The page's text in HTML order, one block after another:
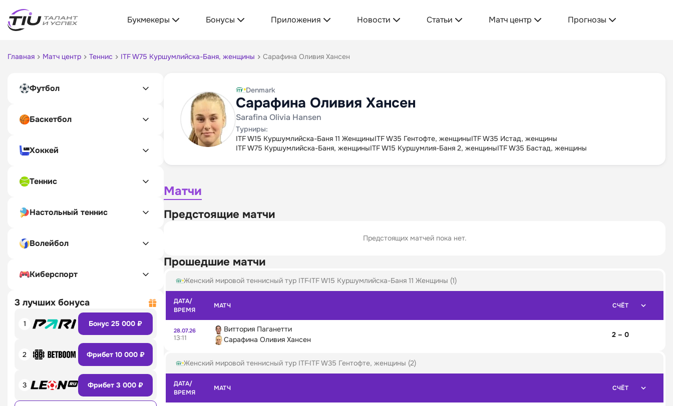
Букмекеры Бонусы Приложения Новости Статьи Матч центр Прогнозы
Главная Матч центр Теннис ITF W75 Куршумлийска-Баня, женщины Сарафина Оливия Хансен
Футбол
Баскетбол
Хоккей
Теннис
Настольный теннис
Волейбол
Киберспорт
3 лучших бонуса
1 Бонус 25 000 ₽
2 Фрибет 10 000 ₽
3 Фрибет 3 000 ₽
Denmark
Сарафина Оливия Хансен
Sarafina Olivia Hansen
Турниры:
ITF W15 Куршумлийска-Баня 11 ЖенщиныITF W35 Гентофте, женщиныITF W35 Истад, женщины
ITF W75 Куршумлийска-Баня, женщиныITF W15 Куршумлия-Баня 2, женщиныITF W35 Бастад, женщины
Матчи
Предстоящие матчи
Предстоящих матчей пока нет.
Прошедшие матчи
Женский мировой теннисный тур ITFITF W15 Куршумлийска-Баня 11 Женщины (1)
ДАТА/
ВРЕМЯ
МАТЧ СЧЁТ
28.07.26
13:11
Виттория Паганетти
Сарафина Оливия Хансен
2 – 0
Женский мировой теннисный тур ITFITF W35 Гентофте, женщины (2)
ДАТА/
ВРЕМЯ
МАТЧ СЧЁТ